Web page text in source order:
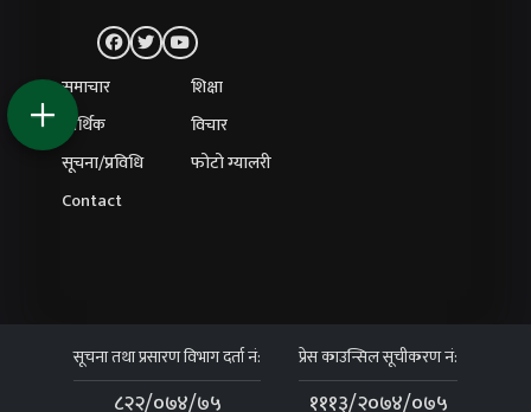
समाचार
शिक्षा
आर्थिक
विचार
सूचना/प्रविधि
फोटो ग्यालरी
Contact
सूचना तथा प्रसारण विभाग दर्ता नं:
८२२/०७४/७५
प्रेस काउन्सिल सूचीकरण नं:
१११३/२०७४/०७५